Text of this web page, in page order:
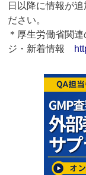
日以降に情報が
ださい。
＊厚生労働省関
ジ・新着情報